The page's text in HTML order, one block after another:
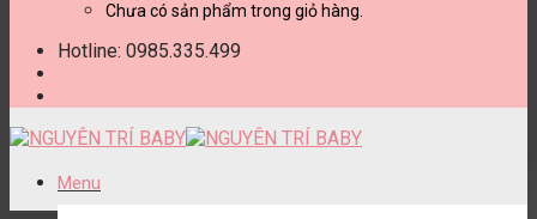
Chưa có sản phẩm trong giỏ hàng.
Hotline: 0985.335.499
Menu